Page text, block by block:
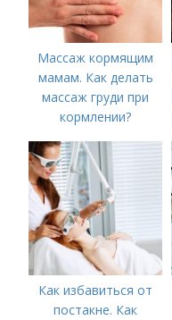
Массаж кормящим
мамам. Как делать
массаж груди при
кормлении?
Как избавиться от
постакне. Как